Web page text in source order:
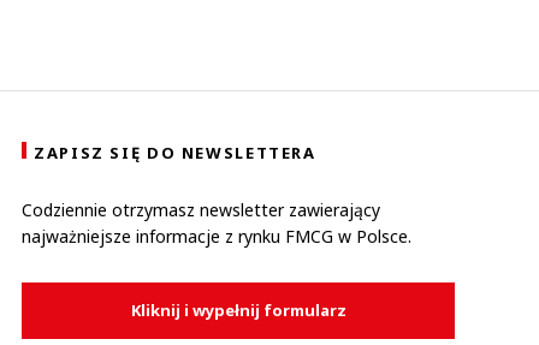
ZAPISZ SIĘ DO NEWSLETTERA
Codziennie otrzymasz newsletter zawierający
najważniejsze informacje z rynku FMCG w Polsce.
Kliknij i wypełnij formularz